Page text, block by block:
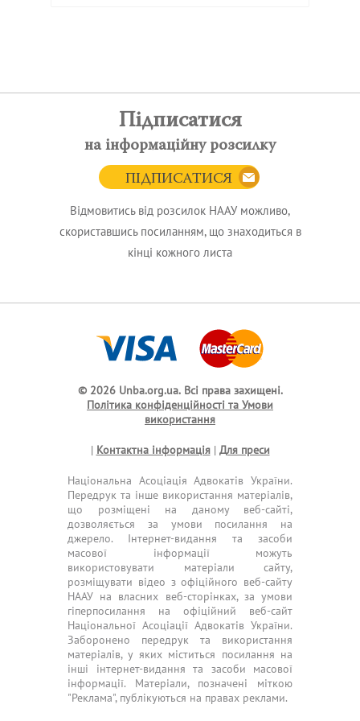
Підписатися
на інформаційну розсилку
ПІДПИСАТИСЯ
Відмовитись від розсилок НААУ можливо,
скориставшись посиланням, що знаходиться в
кінці кожного листа
© 2026 Unba.org.ua. Всі права захищені.
Політика конфіденційності та Умови
використання
| Контактна інформація| Для преси
Національна Асоціація Адвокатів України.
Передрук та інше використання матеріалів,
що розміщені на даному веб-сайті,
дозволяється за умови посилання на
джерело. Інтернет-видання та засоби
масової інформації можуть
використовувати матеріали сайту,
розміщувати відео з офіційного веб-сайту
НААУ на власних веб-сторінках, за умови
гіперпосилання на офіційний веб-сайт
Національної Асоціації Адвокатів України.
Заборонено передрук та використання
матеріалів, у яких міститься посилання на
інші інтернет-видання та засоби масової
інформації. Матеріали, позначені міткою
"Реклама", публікуються на правах реклами.